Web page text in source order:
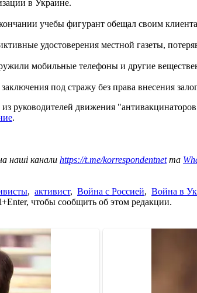
в Украине.
учебы фигурант обещал своим
удостоверения местной газеты,
мобильные телефоны и другие
под стражу без права внесения
движения
.
наші канали https://t.me/korrespondentnetта
, активист, Война с Россией, Война в
чтобы сообщить об этом редакции.